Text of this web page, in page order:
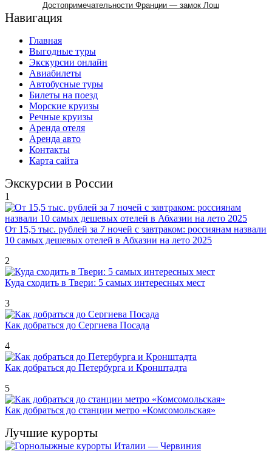
Достопримечательности Франции — замок Лош
Навигация
Главная
Выгодные туры
Экскурсии онлайн
Авиабилеты
Автобусные туры
Билеты на поезд
Морские круизы
Речные круизы
Аренда отеля
Аренда авто
Контакты
Карта сайта
Экскурсии в России
1
От 15,5 тыс. рублей за 7 ночей с завтраком: россиянам назвали
10 самых дешевых отелей в Абхазии на лето 2025
2
Куда сходить в Твери: 5 самых интересных мест
3
Как добраться до Сергиева Посада
4
Как добраться до Петербурга и Кронштадта
5
Как добраться до станции метро «Комсомольская»
Лучшие курорты